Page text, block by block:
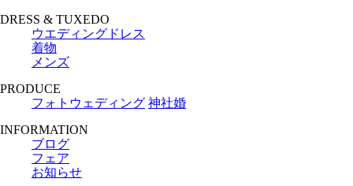
DRESS & TUXEDO
ウエディングドレス
着物
メンズ
PRODUCE
フォトウェディング 神社婚
INFORMATION
ブログ
フェア
お知らせ